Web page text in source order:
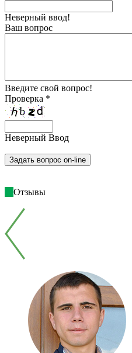
Неверный ввод!
Ваш вопрос
Введите свой вопрос!
Проверка *
Неверный Ввод
Отзывы